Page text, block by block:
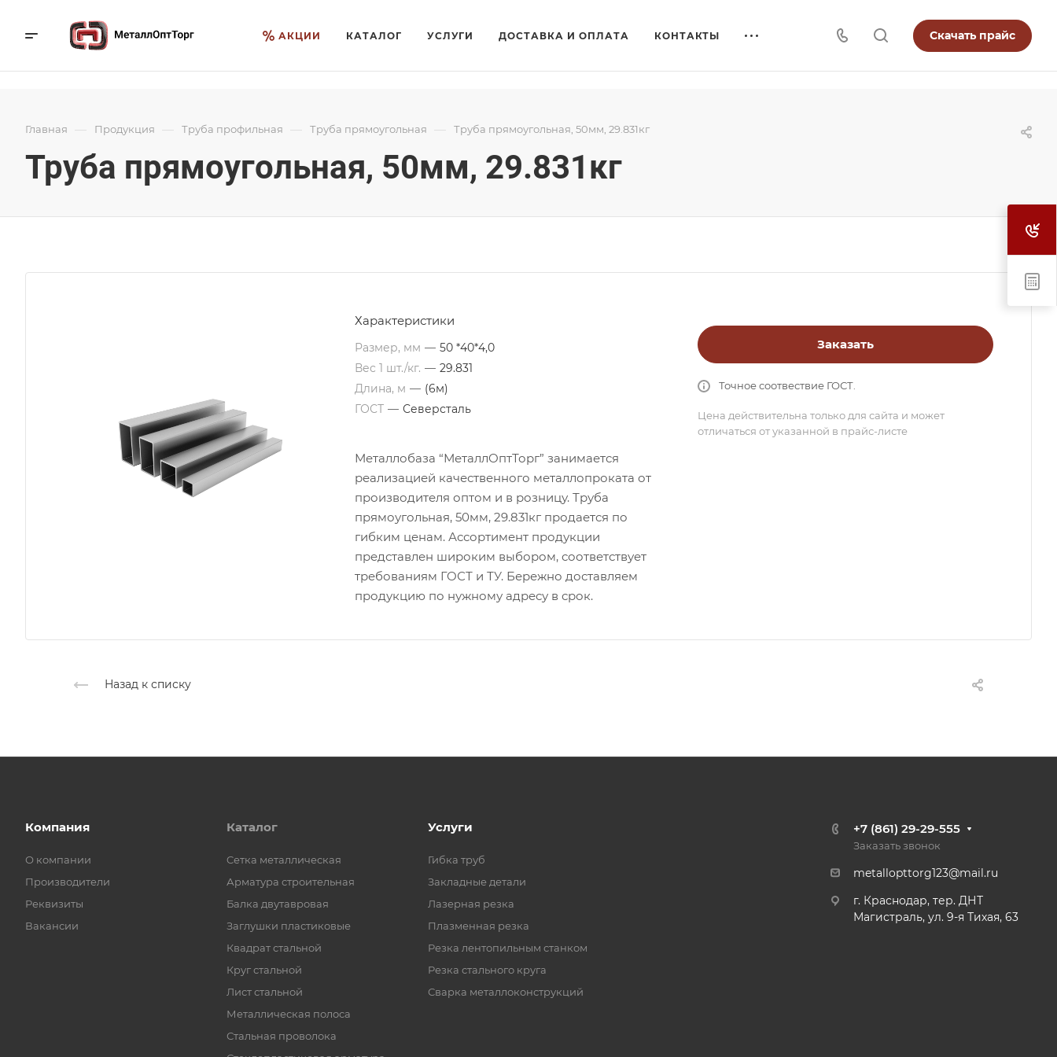
АКЦИИ КАТАЛОГ УСЛУГИ ДОСТАВКА И ОПЛАТА КОНТАКТЫ Скачать прайс
Главная — Продукция — Труба профильная — Труба прямоугольная — Труба прямоугольная, 50мм, 29.831кг
Труба прямоугольная, 50мм, 29.831кг
Характеристики
Размер, мм — 50 *40*4,0
Вес 1 шт./кг. — 29.831
Длина, м — (6м)
ГОСТ — Северсталь
Металлобаза “МеталлОптТорг” занимается
реализацией качественного металлопроката от
производителя оптом и в розницу. Труба
прямоугольная, 50мм, 29.831кг продается по
гибким ценам. Ассортимент продукции
представлен широким выбором, соответствует
требованиям ГОСТ и ТУ. Бережно доставляем
продукцию по нужному адресу в срок.
Заказать
Точное соотвествие ГОСТ.
Цена действительна только для сайта и может
отличаться от указанной в прайс-листе
Назад к списку
Компания
О компании
Производители
Реквизиты
Вакансии
Каталог
Cетка металлическая
Арматура строительная
Балка двутавровая
Заглушки пластиковые
Квадрат стальной
Круг стальной
Лист стальной
Металлическая полоса
Стальная проволока
Услуги
Гибка труб
Закладные детали
Лазерная резка
Плазменная резка
Резка лентопильным станком
Резка стального круга
Сварка металлоконструкций
+7 (861) 29-29-555
Заказать звонок
metallopttorg123@mail.ru
г. Краснодар, тер. ДНТ
Магистраль, ул. 9-я Тихая, 63